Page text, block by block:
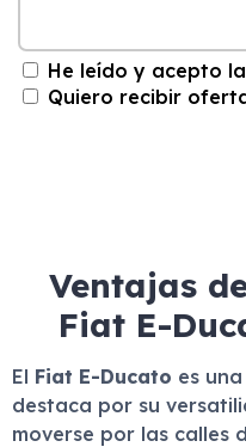
He leído y acepto la
Quiero recibir
Ventajas
Fiat E-
El Fiat E-Ducato es
destaca por su
moverse por las calles